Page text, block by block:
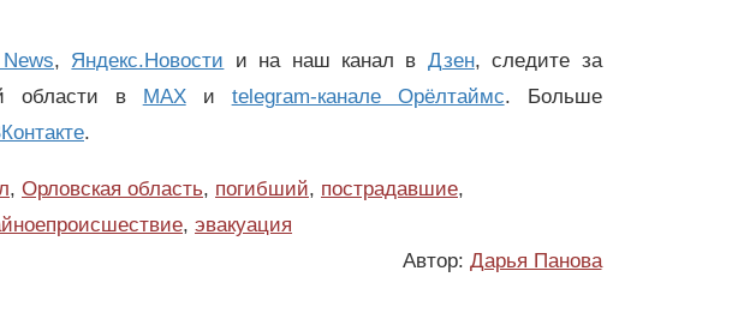
, Яндекс.Новости и на наш канал в Дзен, следите за
области в MAXи telegram-канале Орёлтаймс. Больше
.
, Орловская область, погибший, пострадавшие,
, эвакуация
Автор: Дарья Панова